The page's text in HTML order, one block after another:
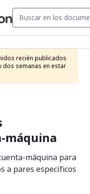
recién publicados
dos semanas en estar
máquina
máquina para
a pares específicos